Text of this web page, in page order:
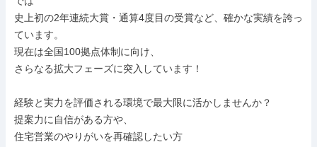
史上初の2年連続大賞・通算4度目の受賞など、確かな実績を誇っ
ています。
現在は全国100拠点体制に向け、
さらなる拡大フェーズに突入しています！
経験と実力を評価される環境で最大限に活かしませんか？
提案力に自信がある方や、
住宅営業のやりがいを再確認したい方